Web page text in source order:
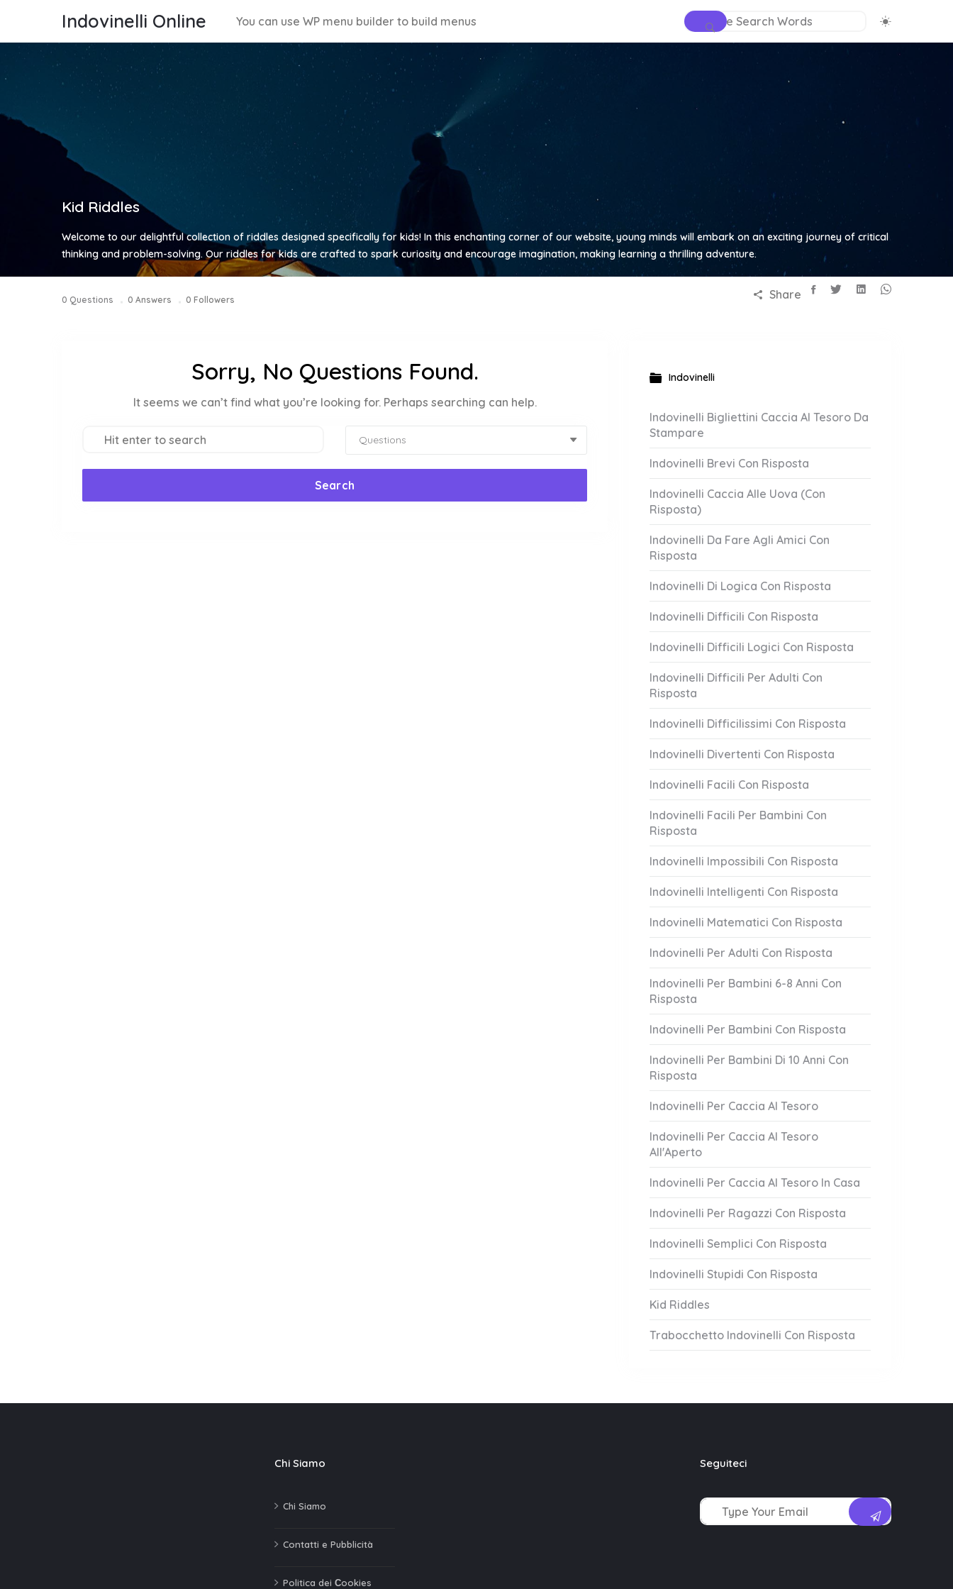
Indovinelli Online You can use WP menu builder to build menus
Kid Riddles
Welcome to our delightful collection of riddles designed specifically for kids! In this enchanting corner of our website, young minds will embark on an exciting journey of critical
thinking and problem-solving. Our riddles for kids are crafted to spark curiosity and encourage imagination, making learning a thrilling adventure.
Share
0 Followers
0 Answers
0 Questions
Sorry, No Questions Found.
It seems we can’t find what you’re looking for. Perhaps searching can help.
Search
Indovinelli
Indovinelli Bigliettini Caccia Al Tesoro Da
Stampare
Indovinelli Brevi Con Risposta
Indovinelli Caccia Alle Uova (Con
Risposta)
Indovinelli Da Fare Agli Amici Con
Risposta
Indovinelli Di Logica Con Risposta
Indovinelli Difficili Con Risposta
Indovinelli Difficili Logici Con Risposta
Indovinelli Difficili Per Adulti Con
Risposta
Indovinelli Difficilissimi Con Risposta
Indovinelli Divertenti Con Risposta
Indovinelli Facili Con Risposta
Indovinelli Facili Per Bambini Con
Risposta
Indovinelli Impossibili Con Risposta
Indovinelli Intelligenti Con Risposta
Indovinelli Matematici Con Risposta
Indovinelli Per Adulti Con Risposta
Indovinelli Per Bambini 6-8 Anni Con
Risposta
Indovinelli Per Bambini Con Risposta
Indovinelli Per Bambini Di 10 Anni Con
Risposta
Indovinelli Per Caccia Al Tesoro
Indovinelli Per Caccia Al Tesoro
All'Aperto
Indovinelli Per Caccia Al Tesoro In Casa
Indovinelli Per Ragazzi Con Risposta
Indovinelli Semplici Con Risposta
Indovinelli Stupidi Con Risposta
Kid Riddles
Trabocchetto Indovinelli Con Risposta
Chi Siamo
Chi Siamo
Contatti e Pubblicità
Politica dei Сookies
Seguiteci